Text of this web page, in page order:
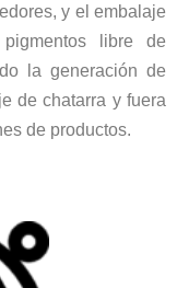
y el embalaje
libre de
la generación de
de chatarra y fuera
de productos.